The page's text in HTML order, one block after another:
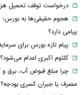
درخواست توقف تحمیل
پیامی دارد؟
پیام تازه بورس برای
کلثوم اکبری اعدام می‌شود؟
چرا مبلغ قبوض آب، برق
مصرف یا جبران کسری بودجه؟